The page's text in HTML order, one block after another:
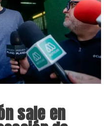
sale en